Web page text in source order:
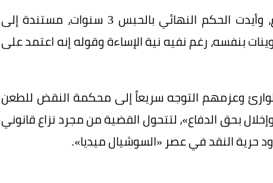
لكن المحكمة من جانبها رفضت هذه الدفوع، وأيدت الحكم النهائي بالحبس 3 سنوات، مستندة إلى
بنفسه، رغم نفيه نية الإساءة وقوله إنه اعتمد على
وعزمهم التوجه سريعاً إلى محكمة النقض للطعن
بحق الدفاع»، لتتحول القضية من مجرد نزاع قانوني
حرية النقد في عصر «السوشيال ميديا».